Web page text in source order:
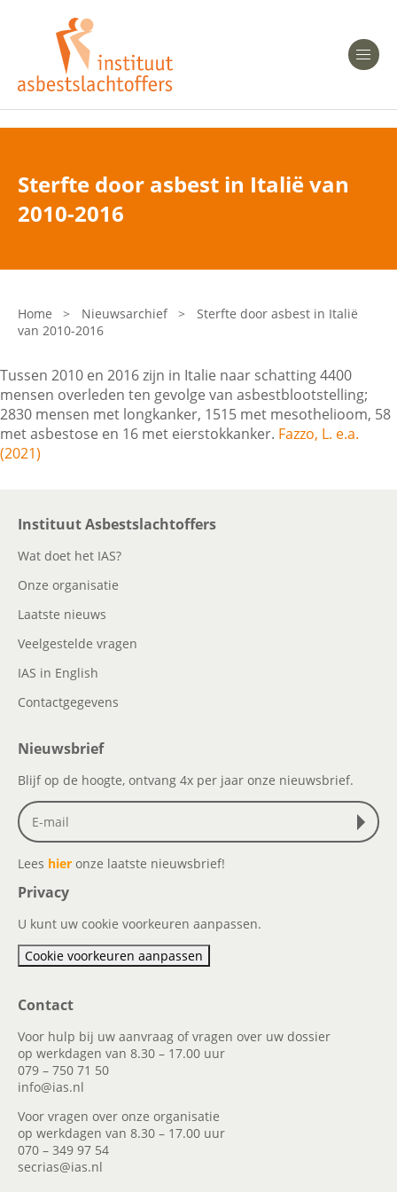
Heeft u Mesothelioom?
Heeft u Asbestose?
Asbest en Gezondheid
Laatste nieuws
Onze organisatie
Veelgestelde vragen
Contactgegevens
Zoeken
Sterfte door asbest in Italië van
2010-2016
Home > Nieuwsarchief >
Sterfte door asbest in Italië
van 2010-2016
Tussen 2010 en 2016 zijn in Italie naar schatting 4400
mensen overleden ten gevolge van asbestblootstelling;
2830 mensen met longkanker, 1515 met mesothelioom, 58
met asbestose en 16 met eierstokkanker. Fazzo, L. e.a.
(2021)
Instituut Asbestslachtoffers
Wat doet het IAS?
Onze organisatie
Laatste nieuws
Veelgestelde vragen
IAS in English
Contactgegevens
Nieuwsbrief
Blijf op de hoogte, ontvang 4x per jaar onze nieuwsbrief.
Lees hier onze laatste nieuwsbrief!
Privacy
U kunt uw cookie voorkeuren aanpassen.
Cookie voorkeuren aanpassen
Contact
Voor hulp bij uw aanvraag of vragen over uw dossier
op werkdagen van 8.30 – 17.00 uur
079 – 750 71 50
info@ias.nl
Voor vragen over onze organisatie
op werkdagen van 8.30 – 17.00 uur
070 – 349 97 54
secrias@ias.nl